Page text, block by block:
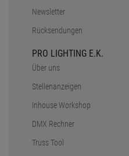
Newsletter
Rücksendungen
PRO LIGHTING E.K.
Über uns
Stellenanzeigen
Inhouse Workshop
DMX Rechner
Truss Tool